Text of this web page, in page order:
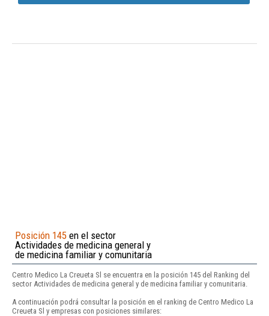
Posición 145 en el sector
Actividades de medicina general y
de medicina familiar y comunitaria
Centro Medico La Creueta Sl se encuentra en la posición 145 del Ranking del
sector Actividades de medicina general y de medicina familiar y comunitaria.
A continuación podrá consultar la posición en el ranking de Centro Medico La
Creueta Sl y empresas con posiciones similares: